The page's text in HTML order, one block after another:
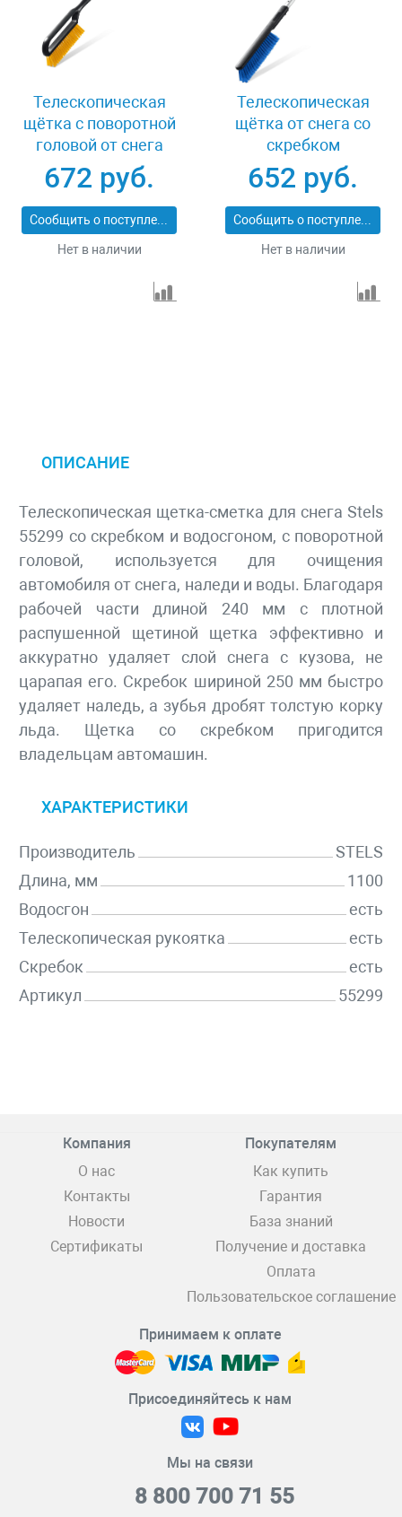
Телескопическая
щётка с поворотной
головой от снега
автомобильная 805-
1065 мм Stayer 61048
672 руб.
Сообщить о поступлении
Нет в наличии
Телескопическая
щётка от снега со
скребком
автомобильная 775-
1000 мм Зубр 61066
652 руб.
Сообщить о поступлении
Нет в наличии
ОПИСАНИЕ
Телескопическая щетка-сметка для снега Stels
55299 со скребком и водосгоном, с поворотной
головой, используется для очищения
автомобиля от снега, наледи и воды. Благодаря
рабочей части длиной 240 мм с плотной
распушенной щетиной щетка эффективно и
аккуратно удаляет слой снега с кузова, не
царапая его. Скребок шириной 250 мм быстро
удаляет наледь, а зубья дробят толстую корку
льда. Щетка со скребком пригодится
владельцам автомашин.
ХАРАКТЕРИСТИКИ
Производитель
STELS
Длина, мм
1100
Водосгон
есть
Телескопическая рукоятка
есть
Скребок
есть
Артикул
55299
Компания
О нас
Контакты
Новости
Сертификаты
Покупателям
Как купить
Гарантия
База знаний
Получение и доставка
Оплата
Пользовательское соглашение
Принимаем к оплате
Присоединяйтесь к нам
Мы на связи
8 800 700 71 55